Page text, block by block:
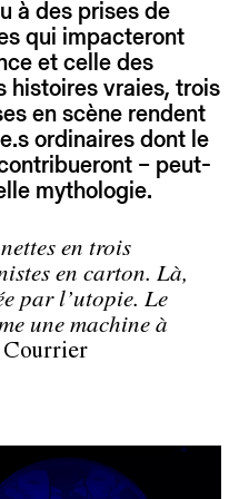
à des prises de
qui impacteront
et celle des
histoires vraies, trois
en scène rendent
ordinaires dont le
– peut-
mythologie.
en trois
en carton. Là,
par l’utopie. Le
une machine à
Courrier